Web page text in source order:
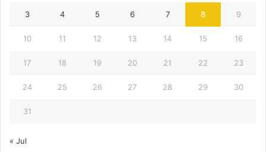
3 4 5 6 7 8 9
10 11 12 13 14 15 16
17 18 19 20 21 22 23
24 25 26 27 28 29 30
31
« Jul